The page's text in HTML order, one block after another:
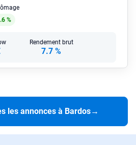
%
Rendement brut
7.7 %
les annonces à Bardos→